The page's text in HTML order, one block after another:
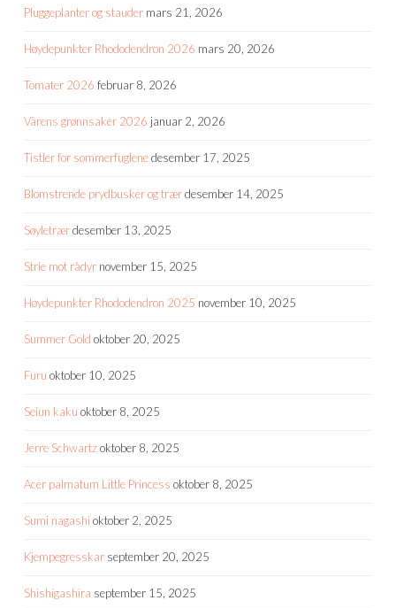
Pluggeplanter og stauder mars 21, 2026
Høydepunkter Rhododendron 2026 mars 20, 2026
Tomater 2026 februar 8, 2026
Vårens grønnsaker 2026 januar 2, 2026
Tistler for sommerfuglenedesember 17, 2025
Blomstrende prydbusker og trærdesember 14, 2025
Søyletrærdesember 13, 2025
Strie mot rådyr november 15, 2025
Høydepunkter Rhododendron 2025 november 10, 2025
Summer Gold oktober 20, 2025
Furu oktober 10, 2025
Seiun kaku oktober 8, 2025
Jerre Schwartzoktober 8, 2025
Acer palmatum Little Princess oktober 8, 2025
Sumi nagashi oktober 2, 2025
Kjempegresskar september 20, 2025
Shishigashira september 15, 2025